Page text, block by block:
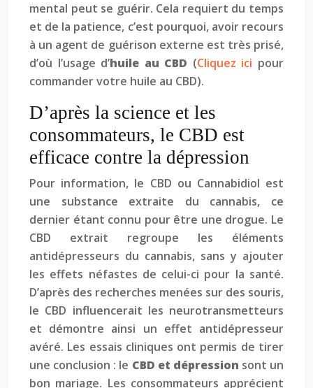
mental peut se guérir. Cela requiert du temps
et de la patience, c’est pourquoi, avoir recours
à un agent de guérison externe est très prisé,
d’où l’usage d’huile au CBD (Cliquez ici pour
commander votre huile au CBD).
D’après la science et les
consommateurs, le CBD est
efficace contre la dépression
Pour information, le CBD ou Cannabidiol est
une substance extraite du cannabis, ce
dernier étant connu pour être une drogue. Le
CBD extrait regroupe les éléments
antidépresseurs du cannabis, sans y ajouter
les effets néfastes de celui-ci pour la santé.
D’après des recherches menées sur des souris,
le CBD influencerait les neurotransmetteurs
et démontre ainsi un effet antidépresseur
avéré. Les essais cliniques ont permis de tirer
une conclusion : le CBD et dépression sont un
bon mariage. Les consommateurs apprécient